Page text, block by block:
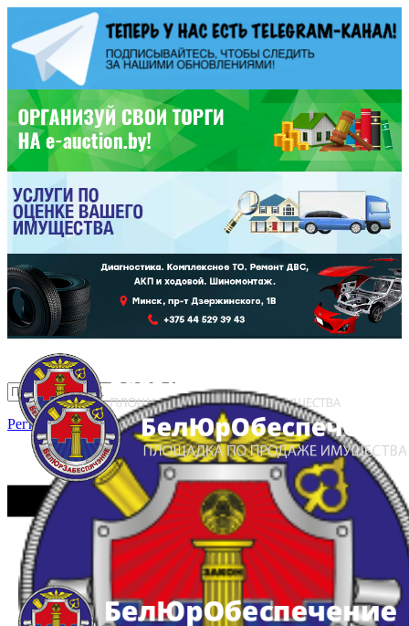
Регистрация Вход
Главная
Арестованное имущество